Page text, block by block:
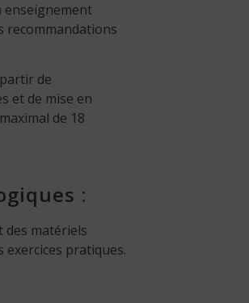
enseignement
recommandations
de
et de mise en
de 18
:
des matériels
exercices pratiques.